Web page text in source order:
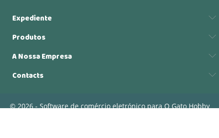
Expediente
Produtos
A Nossa Empresa
Contacts
© 2026 - Software de comércio eletrónico para O Gato Hobby